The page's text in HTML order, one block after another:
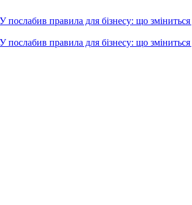
послабив правила для бізнесу: що зміниться
послабив правила для бізнесу: що зміниться